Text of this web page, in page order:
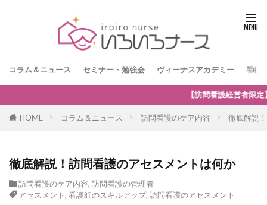
コラム＆ニュース セミナー・勉強会 ヴィーナスアカデミー 看護
問看護経営者限定】無料オンラインセミナー「訪問看護の強みを生かし
HOME コラム＆ニュース 訪問看護のケア内容 徹底解説
徹底解説！訪問看護のアセスメントは何か
訪問看護のケア内容, 訪問看護の管理者
アセスメント, 看護師のスキルアップ, 訪問看護のアセスメント